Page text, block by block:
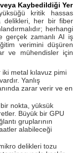
Kaybedildiği Yer
kritik hassas
delikleri, her bir fiber
herhangi
gerçek zamanlı AI iş
verimini düşüren
ve mühendisler için
metal kılavuz pimi
Yanlış
zarar verir ve en
nokta, yüksük
Büyük bir GPU
gruplarının
alabileceği
delikleri tozu